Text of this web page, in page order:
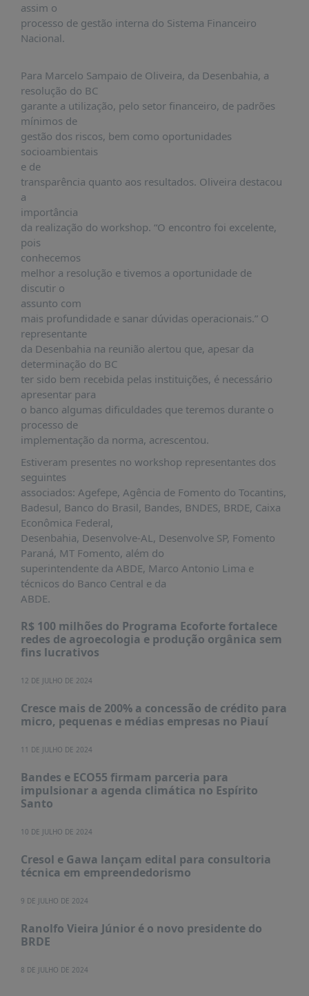
SABER
+
assim o
processo de gestão interna do Sistema Financeiro
Nacional.
Para Marcelo Sampaio de Oliveira, da Desenbahia, a
resolução do BC
garante a utilização, pelo setor financeiro, de padrões
mínimos de
gestão dos riscos, bem como oportunidades
socioambientais
e de
transparência quanto aos resultados. Oliveira destacou
a
importância
da realização do workshop. “O encontro foi excelente,
pois
conhecemos
melhor a resolução e tivemos a oportunidade de
discutir o
assunto com
mais profundidade e sanar dúvidas operacionais.” O
representante
da Desenbahia na reunião alertou que, apesar da
determinação do BC
ter sido bem recebida pelas instituições, é necessário
apresentar para
o banco algumas dificuldades que teremos durante o
processo de
implementação da norma, acrescentou.
Estiveram presentes no workshop representantes dos
seguintes
associados: Agefepe, Agência de Fomento do Tocantins,
Badesul, Banco do Brasil, Bandes, BNDES, BRDE, Caixa
Econômica Federal,
Desenbahia, Desenvolve-AL, Desenvolve SP, Fomento
Paraná, MT Fomento, além do
superintendente da ABDE, Marco Antonio Lima e
técnicos do Banco Central e da
ABDE.
R$ 100 milhões do Programa Ecoforte fortalece
redes de agroecologia e produção orgânica sem
fins lucrativos
12 DE JULHO DE 2024
Cresce mais de 200% a concessão de crédito para
micro, pequenas e médias empresas no Piauí
11 DE JULHO DE 2024
Bandes e ECO55 firmam parceria para
impulsionar a agenda climática no Espírito
Santo
10 DE JULHO DE 2024
Cresol e Gawa lançam edital para consultoria
técnica em empreendedorismo
9 DE JULHO DE 2024
Ranolfo Vieira Júnior é o novo presidente do
BRDE
8 DE JULHO DE 2024